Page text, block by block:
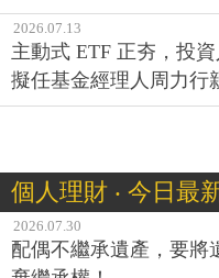
2026.07.13
主動式 ETF 正夯，投
擬任基金經理人周力行
個人理財 ‧ 今日最
2026.07.30
配偶不繼承遺產，要將